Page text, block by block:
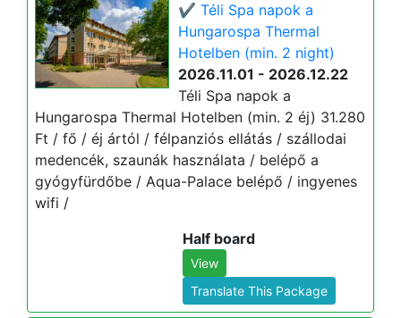
✔️ Téli Spa napok a
Hungarospa Thermal
Hotelben (min. 2 night)
2026.11.01 - 2026.12.22
Téli Spa napok a
Hungarospa Thermal Hotelben (min. 2 éj) 31.280
Ft / fő / éj ártól / félpanziós ellátás / szállodai
medencék, szaunák használata / belépő a
gyógyfürdőbe / Aqua-Palace belépő / ingyenes
wifi /
Half board
View
Translate This Package